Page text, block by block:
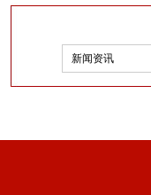
新闻资讯